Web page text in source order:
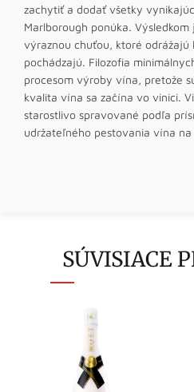
zachytiť a dodať všetky
Marlborough ponúka.
výraznou chuťou, ktoré
pochádzajú. Filozofia
procesom výroby vína, pretože
kvalita vína sa začína vo vinici.
starostlivo spravované podľa
udržateľného pestovania vína
SÚVISIACE